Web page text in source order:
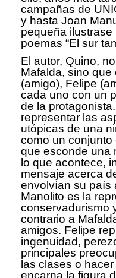
campañas de
y hasta Joan
pequeña
poemas “El sur
El autor, Quino,
Mafalda, sino
(amigo), Felipe
cada uno con un
de la
representar las
utópicas de una
como un
que esconde una
lo que acontece,
mensaje acerca
envolvían su país
Manolito es la
conservadurismo
contrario a
amigos. Felipe
ingenuidad,
principales
las clases o
encarna la figura